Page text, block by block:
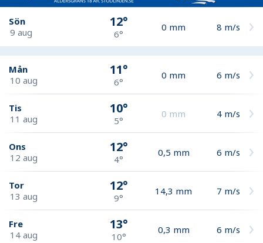
Sön
9 aug
12°
6°
0 mm 8 m/s
Mån
10 aug
11°
6°
0 mm 6 m/s
Tis
11 aug
10°
5°
0 mm 4 m/s
Ons
12 aug
12°
4°
0,5 mm 6 m/s
Tor
13 aug
12°
9°
14,3 mm 7 m/s
Fre
14 aug
13°
10°
0,3 mm 6 m/s